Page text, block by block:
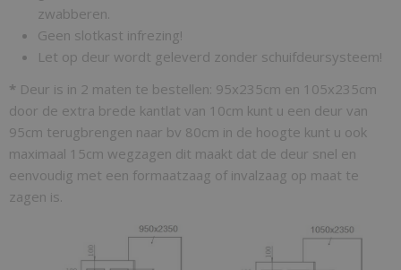
zwabberen.
Geen slotkast infrezing!
Let op deur wordt geleverd zonder schuifdeursysteem!
* Deur is in 2 maten te bestellen: 95x235cm en 105x235cm
door de extra brede kantlat van 10cm kunt u een deur van
95cm terugbrengen naar bv 80cm in de hoogte kunt u ook
maximaal 15cm wegzagen dit maakt dat de deur snel en
eenvoudig met een formaatzaag of invalzaag op maat te
zagen is.